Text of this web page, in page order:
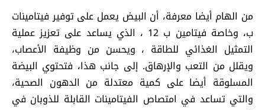
من الهام أيضا معرفة، أن البيض يعمل على توفير فيتامينات
ب، وخاصة فيتامين ب 12 ، الذي يساعد على تعزيز عملية
التمثيل الغذائي للطاقة ، ويحسن من وظيفة الأعصاب،
ويقلل من التعب والإرهاق. إلى جانب هذا، فتحتوي البيضة
المسلوقة أيضا على كمية معتدلة من الدهون الصحية،
والتي تساعد في امتصاص الفيتامينات القابلة للذوبان في